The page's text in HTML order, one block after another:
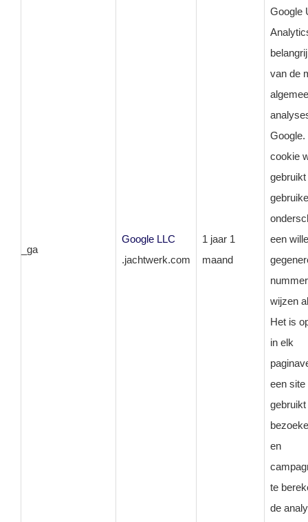
_ga
Google LLC
.jachtwerk.com
1 jaar 1
maand
Google
van de
Google.
cookie
een
wijzen
Het is
in elk
een site
en
te
de